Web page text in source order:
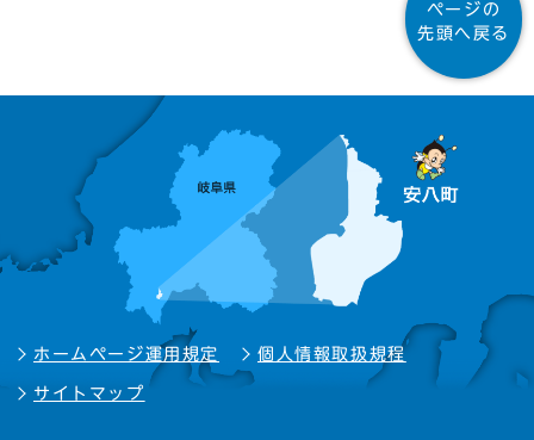
ページの
先頭へ戻る
ホームページ運用規定 個人情報取扱規程
サイトマップ